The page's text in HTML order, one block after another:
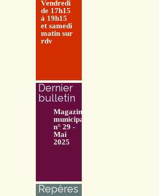
Vendredi
de 17h15
à 19h15
et samedi
matin sur
rdv
Dernier
bulletin
Magazine
municipal
n° 29 -
Mai
2025
Repères